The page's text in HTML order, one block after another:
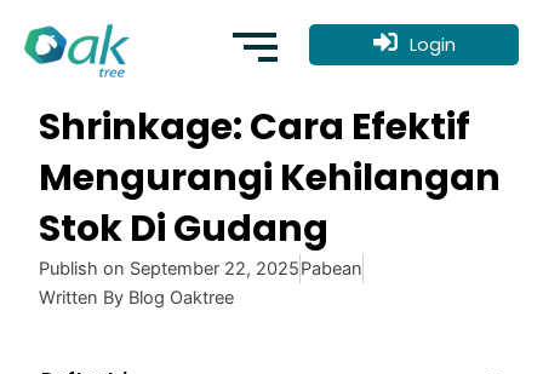
content
Login
Shrinkage: Cara Efektif
Mengurangi Kehilangan
Stok Di Gudang
Publish on September 22, 2025Pabean
Written By Blog Oaktree